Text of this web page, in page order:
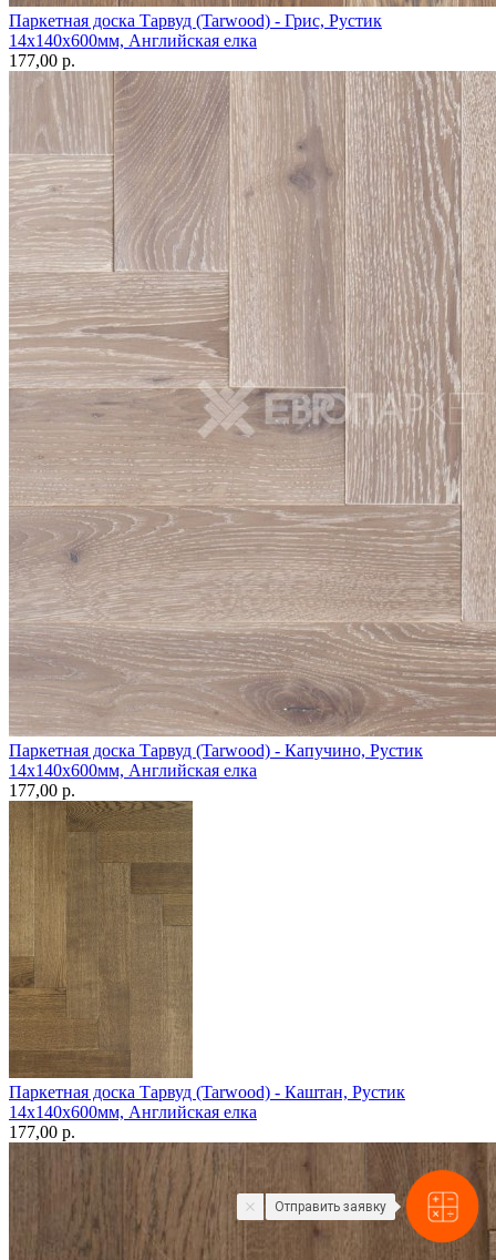
Паркетная доска Тарвуд (Tarwood) - Грис, Рустик
14х140х600мм, Английская елка
177,00 p.
Паркетная доска Тарвуд (Tarwood) - Капучино, Рустик
14х140х600мм, Английская елка
177,00 p.
Паркетная доска Тарвуд (Tarwood) - Каштан, Рустик
14х140х600мм, Английская елка
177,00 p.
Отправить заявку